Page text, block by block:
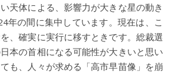
天体による、影響力が大きな星の動き
年の間に集中しています。現在は、こ
、確実に実行に移すときです。総裁選
本の首相になる可能性が大きいと思い
も、人々が求める「高市早苗像」を崩